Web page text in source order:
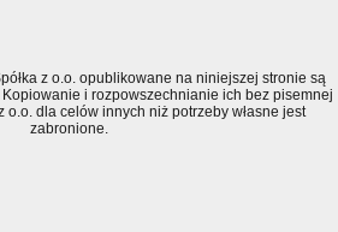
z o.o. opublikowane na niniejszej stronie są
i rozpowszechnianie ich bez pisemnej
o.o. dla celów innych niż potrzeby własne jest
zabronione.